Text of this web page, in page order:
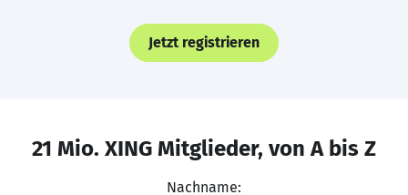
Jetzt registrieren
21 Mio. XING Mitglieder, von A bis Z
Nachname: